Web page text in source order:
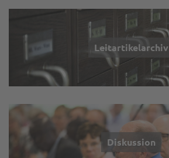
Leitartikelarchiv
Diskussion